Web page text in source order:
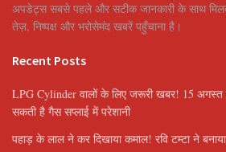
अपडेट्स सबसे पहले और सटीक जानकारी के साथ मिलते
तेज़, निष्पक्ष और भरोसेमंद खबरें पहुँचाना है।
Recent Posts
LPG Cylinder वालों के लिए जरूरी खबर! 15 अगस्त
सकती है गैस सप्लाई में परेशानी
पहाड़ के लाल ने कर दिखाया कमाल! रवि टम्टा ने